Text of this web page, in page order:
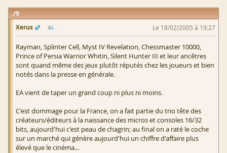
9
Xerus
Le 18/02/2005 à 19:27
Rayman, Splinter Cell, Myst IV Revelation, Chessmaster 10000,
Prince of Persia Warrior Whitin, Silent Hunter III et leur ancêtres
sont quand même des jeux plutôt réputés chez les joueurs et bien
notés dans la presse en générale.
EA vient de taper un grand coup ni plus ni moins.
C'est dommage pour la France, on a fait partie du trio tête des
créateurs/éditeurs à la naissance des micros et consoles 16/32
bits, aujourd'hui c'est peau de chagrin; au final on a raté le coche
sur un marché qui génère aujourd'hui un chiffre d'affaire plus
élevé que le cinéma...